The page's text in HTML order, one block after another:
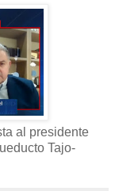
al presidente
Tajo-